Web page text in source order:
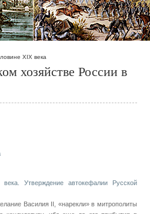
XIX века
хозяйстве России в
Утверждение автокефалии Русской
Василия II, «нарекли» в митрополиты